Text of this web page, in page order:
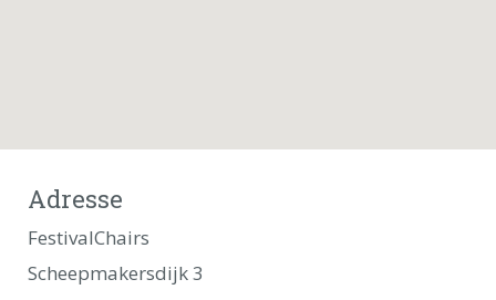
Adresse
FestivalChairs
Scheepmakersdijk 3